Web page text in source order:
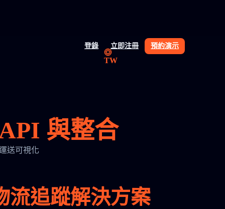
登錄 立即注冊 預約演示
TW
與整合
送可視化
流追蹤解決方案